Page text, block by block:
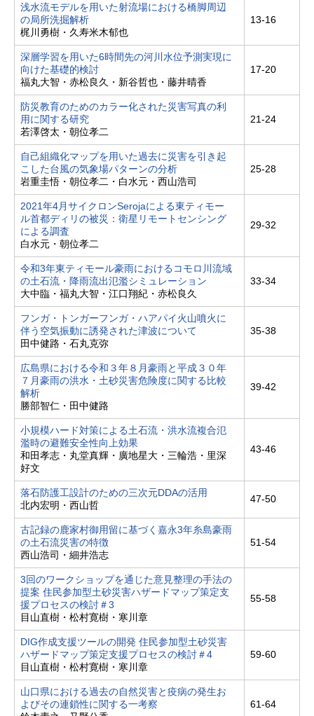
浅水流モデルを用いた射流場における橋脚周辺
の局所洗掘解析
梶川勇樹・久寿米木郁也
13-16
深層学習を用いた6時間先の河川水位予測実現に
向けた基礎的検討
福丸大智・赤松良久・新谷哲也・藤井晴香
17-20
防災教育のためのカラー化された災害写真の利
用に関する研究
若澤啓太・朝位孝二
21-24
自己組織化マップを用いた過去に災害を引き起
こした台風の気象場パターンの分析
岩重圭悟・朝位孝二・白水元・西山浩司
25-28
2021年4月サイクロンSerojaによる東ティモー
ル首都ディリの被災：衛星リモートセンシング
による調査
白水元・朝位孝二
29-32
令和3年東ティモール豪雨におけるコモロ川流域
の土石流・降雨流出氾濫シミュレーション
大中臨・福丸大智・江口翔紀・赤松良久
33-34
フンガ・トンガーフンガ・ハアパイ火山噴火に
伴う空気振動に誘発された津波について
田中健路・石丸克弥
35-38
広島県における令和３年８月豪雨と平成３０年
７月豪雨の洪水・土砂災害危険度に関する比較
解析
勝部智仁・田中健路
39-42
小規模ハード対策による土石流・洪水流複合氾
濫時の避難安全性向上効果
和田孝志・丸堂真輝・廣地星大・三輪浩・里深
好文
43-46
落石防護工設計のための三次元DDAの活用
北内宏明・西山哲
47-50
古記録の鹿家村御用留に基づく嘉永3年糸島豪雨
の土石流災害の特徴
西山浩司・細井浩志
51-54
3回のワークショップを通じた意見整理の手法の
提案 住民参加型土砂災害ハザードマップ策定支
援プロセスの検討＃3
目山直樹・松村寛樹・寒川章
55-58
DIG作成支援ツールの開発 住民参加型土砂災害
ハザードマップ策定支援プロセスの検討＃4
目山直樹・松村寛樹・寒川章
59-60
山口県における過去の自然災害と疫病の発生お
よびその連鎖性に関する一考察
61-64